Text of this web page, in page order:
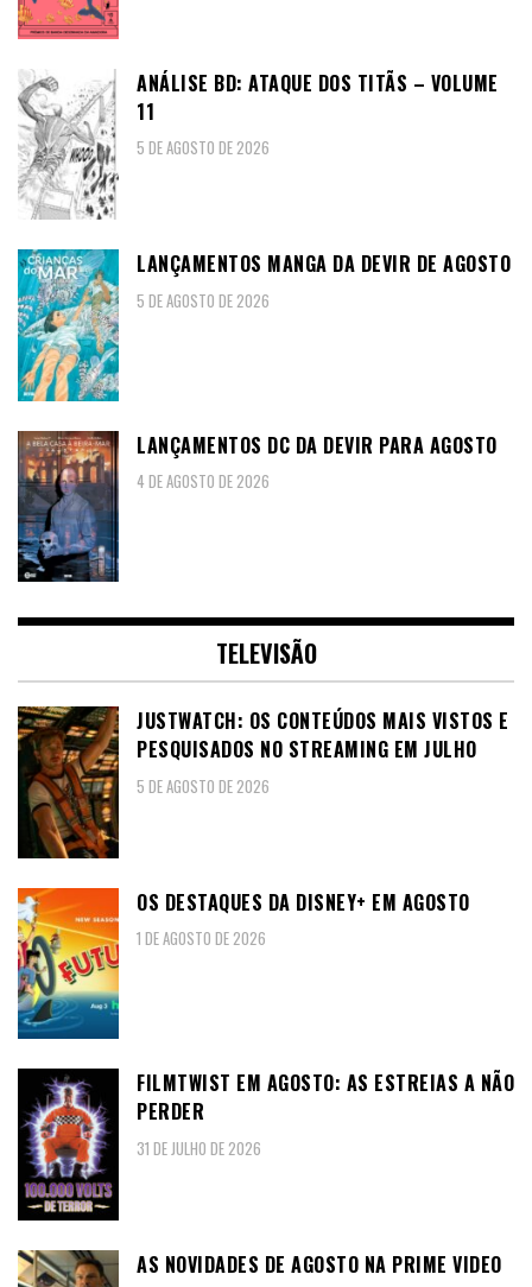
ANÁLISE BD: ATAQUE DOS TITÃS – VOLUME
11
5 DE AGOSTO DE 2026
LANÇAMENTOS MANGA DA DEVIR DE AGOSTO
5 DE AGOSTO DE 2026
LANÇAMENTOS DC DA DEVIR PARA AGOSTO
4 DE AGOSTO DE 2026
TELEVISÃO
JUSTWATCH: OS CONTEÚDOS MAIS VISTOS E
PESQUISADOS NO STREAMING EM JULHO
5 DE AGOSTO DE 2026
OS DESTAQUES DA DISNEY+ EM AGOSTO
1 DE AGOSTO DE 2026
FILMTWIST EM AGOSTO: AS ESTREIAS A NÃO
PERDER
31 DE JULHO DE 2026
AS NOVIDADES DE AGOSTO NA PRIME VIDEO